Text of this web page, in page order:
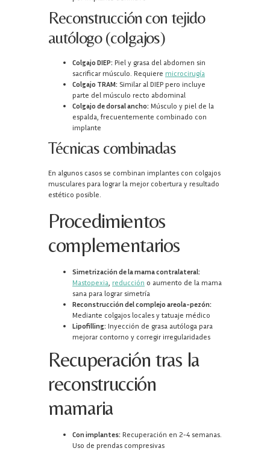
Reconstrucción con tejido
autólogo (colgajos)
Colgajo DIEP: Piel y grasa del abdomen sin
sacrificar músculo. Requiere microcirugía
Colgajo TRAM: Similar al DIEP pero incluye
parte del músculo recto abdominal
Colgajo de dorsal ancho: Músculo y piel de la
espalda, frecuentemente combinado con
implante
Técnicas combinadas
En algunos casos se combinan implantes con colgajos
musculares para lograr la mejor cobertura y resultado
estético posible.
Procedimientos
complementarios
Simetrización de la mama contralateral:
Mastopexia reducción o aumento de la mama
sana para lograr simetría
Reconstrucción del complejo areola-pezón:
Mediante colgajos locales y tatuaje médico
Lipofilling: Inyección de grasa autóloga para
mejorar contorno y corregir irregularidades
Recuperación tras la
reconstrucción
mamaria
Con implantes: Recuperación en 2-4 semanas.
Uso de prendas compresivas